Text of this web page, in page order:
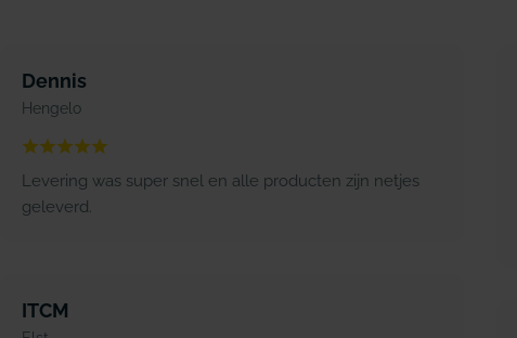
Dennis
Hengelo
Levering was super snel en alle producten zijn netjes
geleverd.
ITCM